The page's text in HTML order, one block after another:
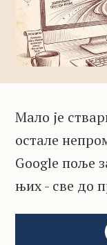
Мало је
остале
Google поље
њих - све до